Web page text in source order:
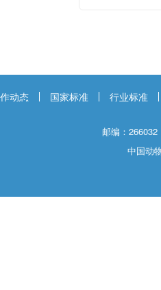
动态 国家标准 行业标准
邮编：266032
中国动